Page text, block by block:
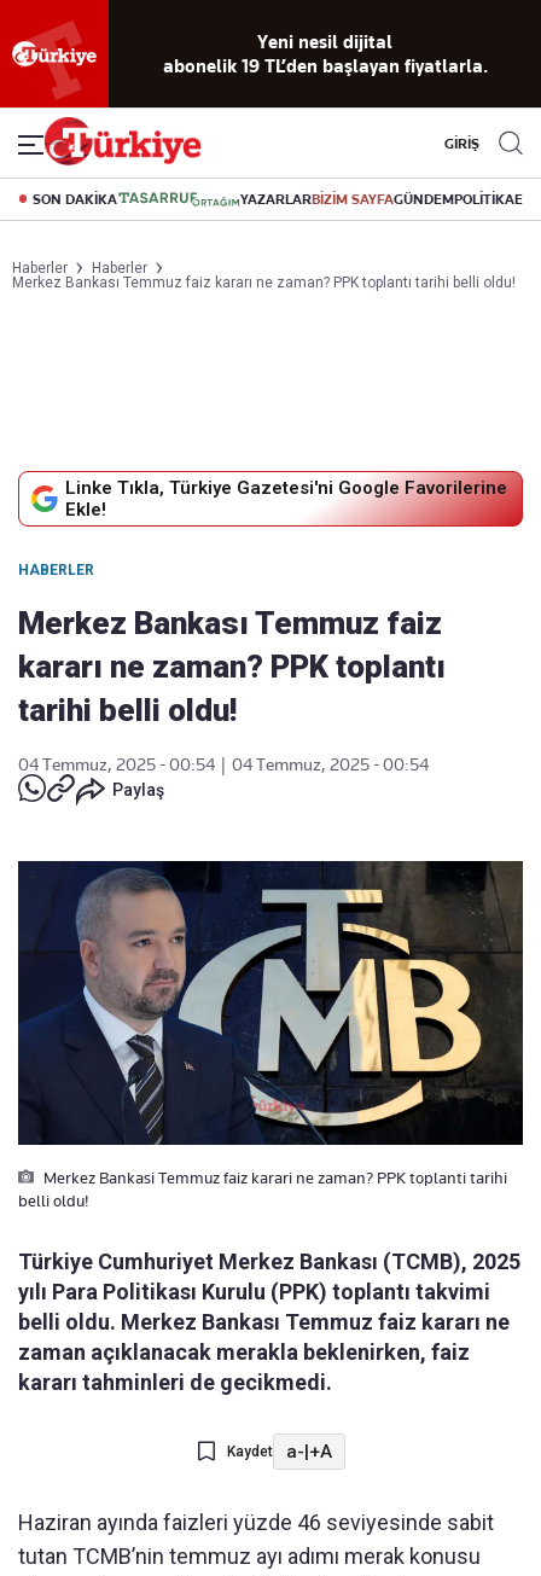
Yeni nesil dijital
abonelik 19 TL’den başlayan fiyatlarla.
GİRİŞ
SON DAKİKA YAZARLARBİZİM SAYFAGÜNDEMPOLİTİKA
Haberler
Haberler
Merkez Bankası Temmuz faiz kararı ne zaman? PPK toplantı tarihi belli oldu!
Linke Tıkla, Türkiye Gazetesi'ni Google Favorilerine
Ekle!
HABERLER
Merkez Bankası Temmuz faiz
kararı ne zaman? PPK toplantı
tarihi belli oldu!
04 Temmuz, 2025 - 00:54
04 Temmuz, 2025 - 00:54
Paylaş
Merkez Bankasi Temmuz faiz karari ne zaman? PPK toplanti tarihi
belli oldu!
Türkiye Cumhuriyet Merkez Bankası (TCMB), 2025
yılı Para Politikası Kurulu (PPK) toplantı takvimi
belli oldu. Merkez Bankası Temmuz faiz kararı ne
zaman açıklanacak merakla beklenirken, faiz
kararı tahminleri de gecikmedi.
Kaydet a-|+A
Haziran ayında faizleri yüzde 46 seviyesinde sabit
tutan TCMB’nin temmuz ayı adımı merak konusu